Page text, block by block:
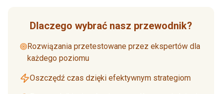
Dlaczego wybrać nasz przewodnik?
Rozwiązania przetestowane przez ekspertów dla
każdego poziomu
Oszczędź czas dzięki efektywnym strategiom